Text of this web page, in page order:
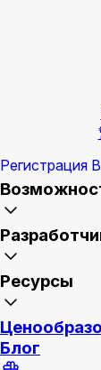
Регистрация
Ресурсы
Блог